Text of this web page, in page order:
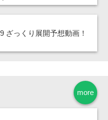
ざっくり展開予想動画！
more